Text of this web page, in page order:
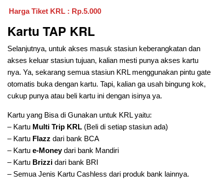
Harga Tiket KRL : Rp.5.000
Kartu TAP KRL
Selanjutnya, untuk akses masuk stasiun keberangkatan dan
akses keluar stasiun tujuan, kalian mesti punya akses kartu
nya. Ya, sekarang semua stasiun KRL menggunakan pintu gate
otomatis buka dengan kartu. Tapi, kalian ga usah bingung kok,
cukup punya atau beli kartu ini dengan isinya ya.
Kartu yang Bisa di Gunakan untuk KRL yaitu:
– Kartu Multi Trip KRL (Beli di setiap stasiun ada)
– Kartu Flazz dari bank BCA
– Kartu e-Moneydari bank Mandiri
– Kartu Brizzi dari bank BRI
– Semua Jenis Kartu Cashless dari produk bank lainnya.